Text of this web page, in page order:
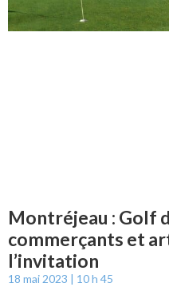
Montréjeau : Golf
commerçants et
l’invitation
18 mai 2023 10 h 45